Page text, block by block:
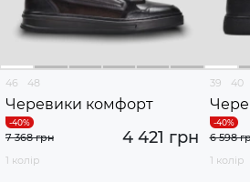
46 48
Черевики комфорт
4 421 грн
7 368 грн
1 колір
39 40
6 598
1 колір